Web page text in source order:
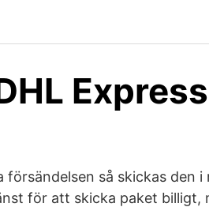
så skickas den
för att skicka paket billigt,